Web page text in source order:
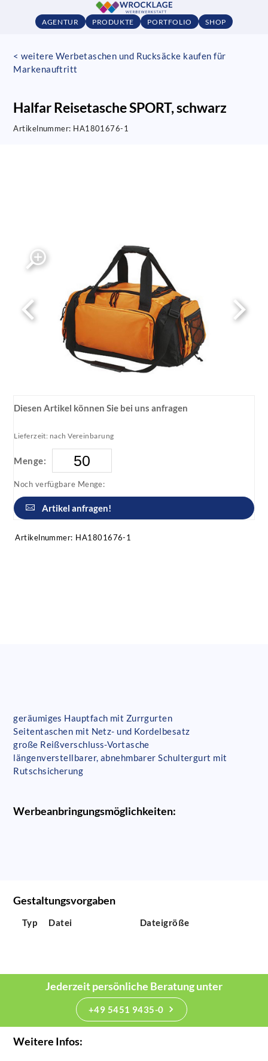
AGENTUR PRODUKTE PORTFOLIO SHOP
< weitere Werbetaschen und Rucksäcke kaufen für
Markenauftritt
Halfar Reisetasche SPORT, schwarz
Artikelnummer: HA1801676-1
Diesen Artikel können Sie bei uns anfragen
Lieferzeit: nach Vereinbarung
Menge:
Noch verfügbare Menge:
Artikel anfragen!
Artikelnummer: HA1801676-1
geräumiges Hauptfach mit Zurrgurten
Seitentaschen mit Netz- und Kordelbesatz
große Reißverschluss-Vortasche
längenverstellbarer, abnehmbarer Schultergurt mit
Rutschsicherung
Werbeanbringungsmöglichkeiten:
Gestaltungsvorgaben
Typ Datei Dateigröße
Jederzeit persönliche Beratung unter
+49 5451 9435-0
Weitere Infos: